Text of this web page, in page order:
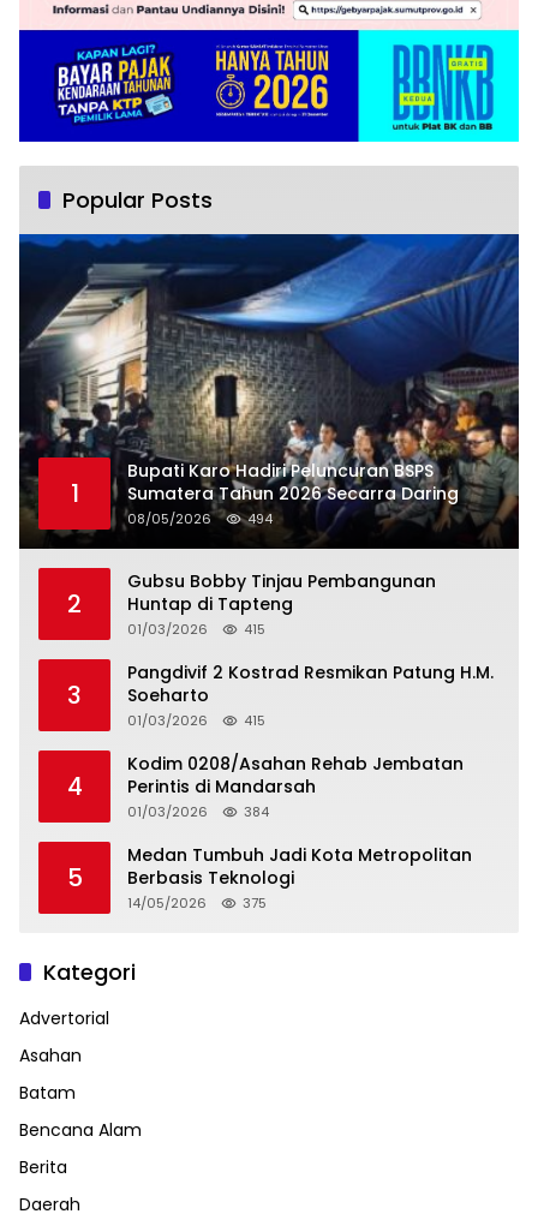
Popular Posts
1
Bupati Karo Hadiri Peluncuran BSPS
Sumatera Tahun 2026 Secarra Daring
08/05/2026 494
2
Gubsu Bobby Tinjau Pembangunan
Huntap di Tapteng
01/03/2026 415
3
Pangdivif 2 Kostrad Resmikan Patung H.M.
Soeharto
01/03/2026 415
4
Kodim 0208/Asahan Rehab Jembatan
Perintis di Mandarsah
01/03/2026 384
5
Medan Tumbuh Jadi Kota Metropolitan
Berbasis Teknologi
14/05/2026 375
Kategori
Advertorial
Asahan
Batam
Bencana Alam
Berita
Daerah